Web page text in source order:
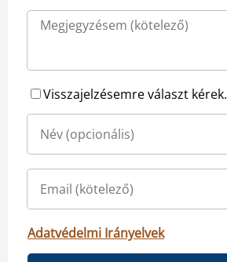
Visszajelzésemre választ kérek.
Adatvédelmi Irányelvek